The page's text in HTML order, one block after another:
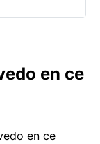
en ce
en ce